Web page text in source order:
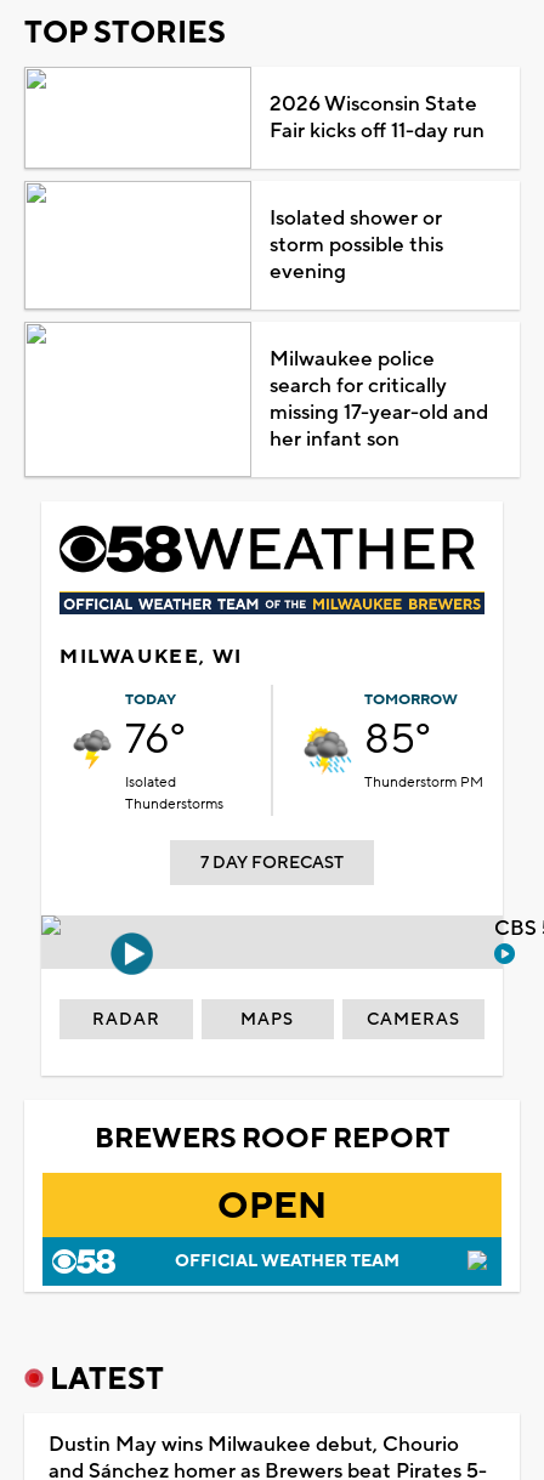
TOP STORIES
2026 Wisconsin State
Fair kicks off 11-day run
Isolated shower or
storm possible this
evening
Milwaukee police
search for critically
missing 17-year-old and
her infant son
MILWAUKEE, WI
TODAY
76°
Isolated
Thunderstorms
TOMORROW
85°
Thunderstorm PM
7 DAY FORECAST
RADAR MAPS CAMERAS
BREWERS ROOF REPORT
OPEN
OFFICIAL WEATHER TEAM
LATEST
Dustin May wins Milwaukee debut, Chourio
and Sánchez homer as Brewers beat Pirates 5-